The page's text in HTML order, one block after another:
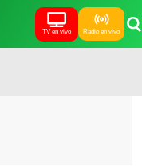
TV en vivo Radio en vivo